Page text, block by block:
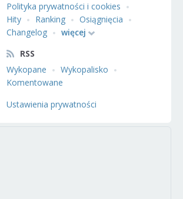
Polityka prywatności i cookies
Hity
Ranking
Osiągnięcia
Changelog
więcej
RSS
Wykopane
Wykopalisko
Komentowane
Ustawienia prywatności